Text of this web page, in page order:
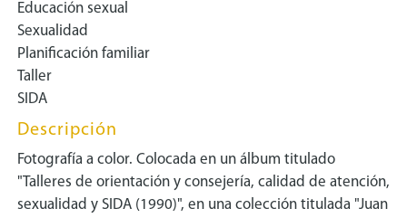
Educación sexual
Sexualidad
Planificación familiar
Taller
SIDA
Descripción
Fotografía a color. Colocada en un álbum titulado
"Talleres de orientación y consejería, calidad de atención,
sexualidad y SIDA (1990)", en una colección titulada "Juan